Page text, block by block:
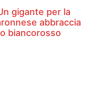
gigante per la
abbraccia
biancorosso